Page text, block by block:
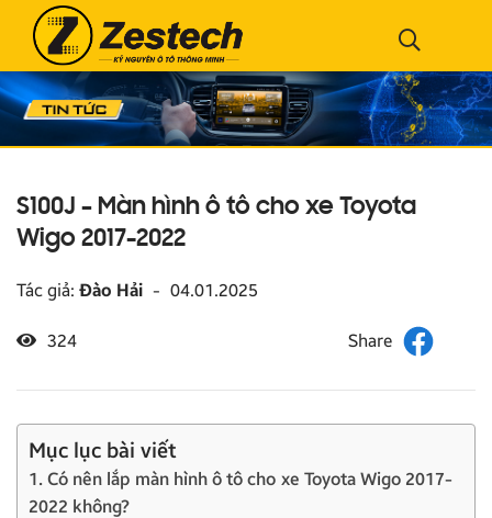
S100J – Màn hình ô tô cho xe Toyota
Wigo 2017-2022
Tác giả: Đào Hải - 04.01.2025
324
Mục lục bài viết
1. Có nên lắp màn hình ô tô cho xe Toyota Wigo 2017-
2022 không?